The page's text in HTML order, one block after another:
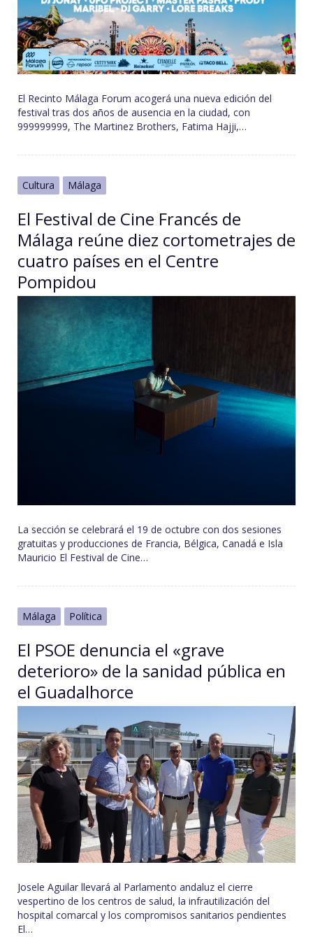
El Recinto Málaga Forum acogerá una nueva edición del
festival tras dos años de ausencia en la ciudad, con
999999999, The Martinez Brothers, Fatima Hajji,…
Cultura Málaga
El Festival de Cine Francés de
Málaga reúne diez cortometrajes de
cuatro países en el Centre
Pompidou
La sección se celebrará el 19 de octubre con dos sesiones
gratuitas y producciones de Francia, Bélgica, Canadá e Isla
Mauricio El Festival de Cine…
Málaga Política
El PSOE denuncia el «grave
deterioro» de la sanidad pública en
el Guadalhorce
Josele Aguilar llevará al Parlamento andaluz el cierre
vespertino de los centros de salud, la infrautilización del
hospital comarcal y los compromisos sanitarios pendientes
El…